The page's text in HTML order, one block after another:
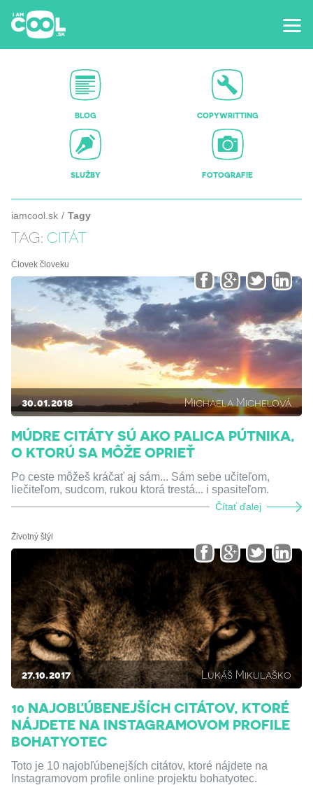
BLOG COPYWRITTING
SLUŽBY FOTOGRAFIE
iamcool.sk Tagy
TAG: CITÁT
Človek človeku
30.01.2018 Michaela Michelová
MÚDRE CITÁTY SÚ AKO PALICA PÚTNIKA,
O KTORÚ SA MÔŽE OPRIEŤ
Po ceste môžeš kráčať aj sám... Sám sebe učiteľom,
liečiteľom, sudcom, rukou ktorá trestá... i spasiteľom.
Čítať ďalej
Životný štýl
27.10.2017 Lukáš Mikulaško
10 NAJOBĽÚBENEJŠÍCH CITÁTOV, KTORÉ
NÁJDETE NA INSTAGRAMOVOM PROFILE
BOHATYOTEC
Toto je 10 najobľúbenejších citátov, ktoré nájdete na
Instagramovom profile online projektu bohatyotec.